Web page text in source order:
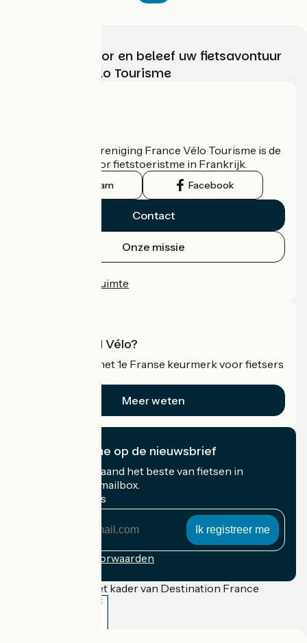
Kies, bereid voor en beleef uw fietsavontuur
met France Vélo Tourisme
De nationale vereniging France Vélo Tourisme is de
officiële gids voor fietstoeristme in Frankrijk.
Instagram Facebook
Contact
Onze missie
Professionele ruimte
Wat is Accueil Vélo?
Accueil Vélo is het 1e Franse keurmerk voor fietsers
Meer weten
Ik abonneer me op de nieuwsbrief
Ontvang elke maand het beste van fietsen in
Frankrijk in uw mailbox.
Mijn e-mailadres
Inschrijvingsvoorwaarden
Gefinancierd in het kader van Destination France